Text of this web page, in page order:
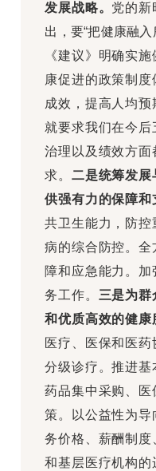
发展战略。 党的新
出，要“把健康融入
《建议》明确实
康促进的政策制
成效，提高人均
就要求我们在今后
治理以及绩效方
求。二是统筹发展
供强有力的保障和
共卫生能力，防
病的综合防控。
障和应急能力。加
务工作。 三是为群
和优质高效的健康
医疗、医保和医
分级诊疗。推进
药品集中采购、
策。以公益性为导
务价格、薪酬制
和基层医疗机构